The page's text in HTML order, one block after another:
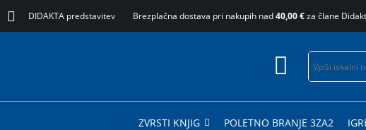
DIDAKTA predstavitev Brezplačna dostava pri nakupih nad40,00 €za člane
ZVRSTI KNJIG POLETNO BRANJE 3ZA2